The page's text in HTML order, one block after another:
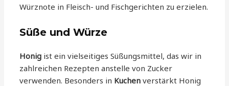
Würznote in Fleisch- und Fischgerichten zu erzielen.
Süße und Würze
Honig ist ein vielseitiges Süßungsmittel, das wir in
zahlreichen Rezepten anstelle von Zucker
verwenden. Besonders in Kuchen verstärkt Honig